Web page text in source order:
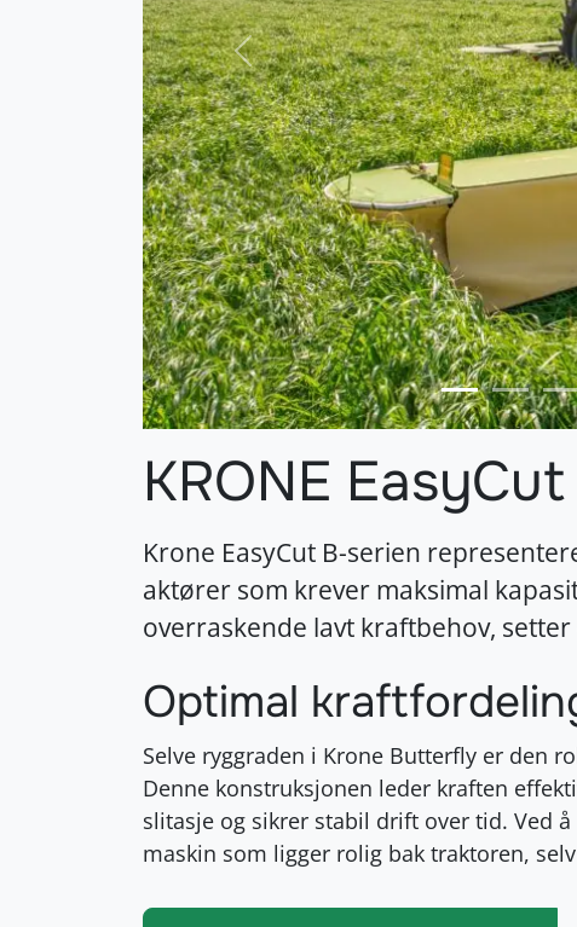
Forrige
KRONE EasyCut
Krone EasyCut B-serien
aktører som krever maksimal
overraskende lavt kraftbehov,
Optimal
Selve ryggraden i Krone Butterfly er den
Denne konstruksjonen leder kraften
slitasje og sikrer stabil drift over tid. Ved
maskin som ligger rolig bak traktoren,